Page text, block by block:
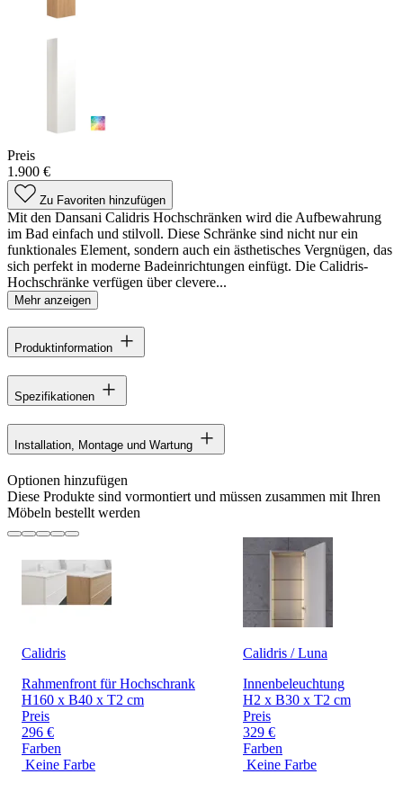
Preis
1.900 €
Zu Favoriten hinzufügen
Mit den Dansani Calidris Hochschränken wird die Aufbewahrung
im Bad einfach und stilvoll. Diese Schränke sind nicht nur ein
funktionales Element, sondern auch ein ästhetisches Vergnügen, das
sich perfekt in moderne Badeinrichtungen einfügt. Die Calidris-
Hochschränke verfügen über clevere...
Mehr anzeigen
Produktinformation
Spezifikationen
Installation, Montage und Wartung
Optionen hinzufügen
Diese Produkte sind vormontiert und müssen zusammen mit Ihren
Möbeln bestellt werden
Calidris
Rahmenfront für Hochschrank
H160 x B40 x T2 cm
Preis
296 €
Farben
Keine Farbe
Calidris / Luna
Innenbeleuchtung
H2 x B30 x T2 cm
Preis
329 €
Farben
Keine Farbe